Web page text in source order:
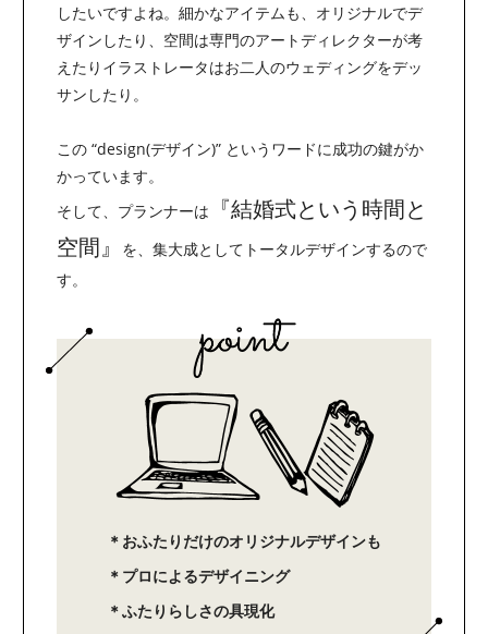
したいですよね。細かなアイテムも、オリジナルでデ
ザインしたり、空間は専門のアートディレクターが考
えたりイラストレータはお二人のウェディングをデッ
サンしたり。
この “design(デザイン)” というワードに成功の鍵がか
かっています。
そして、プランナーは
『結婚式という時間と
空間』
を、集大成としてトータルデザインするので
す。
＊おふたりだけのオリジナルデザインも
＊プロによるデザイニング
＊ふたりらしさの具現化